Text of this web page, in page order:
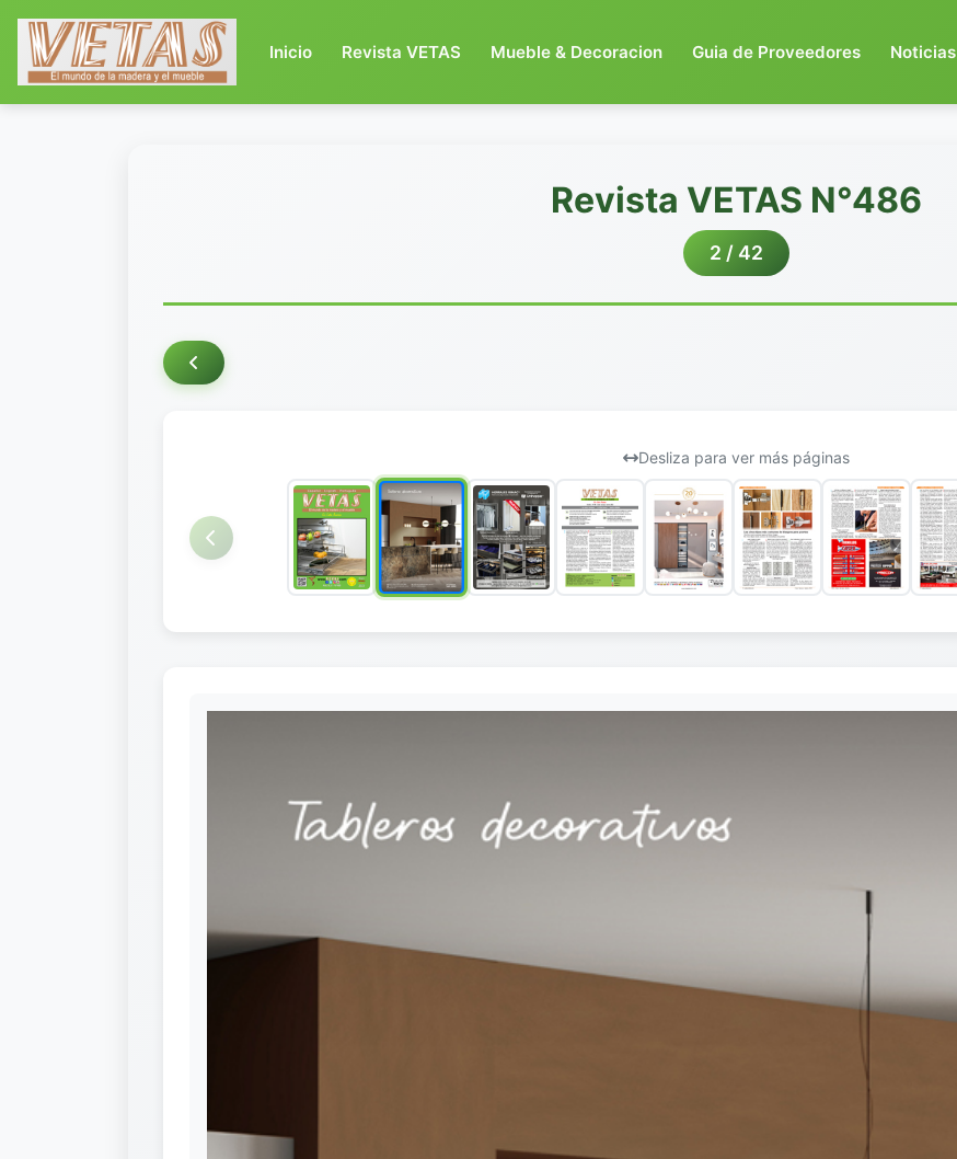
Inicio(current)
Revista VETAS Mueble & Decoracion Guia de Proveedores Noticias
Revista VETAS N°486
2 / 42
Desliza para ver más páginas